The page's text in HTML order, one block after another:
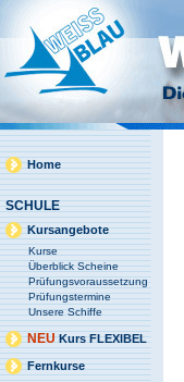
Home
SCHULE
Kursangebote
Kurse
Überblick Scheine
Prüfungsvoraussetzung
Prüfungstermine
Unsere Schiffe
NEUKurs FLEXIBEL
Fernkurse